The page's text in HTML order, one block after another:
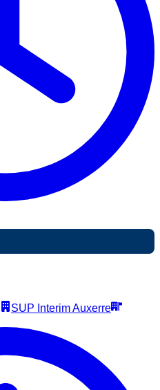
SUP Interim Auxerre